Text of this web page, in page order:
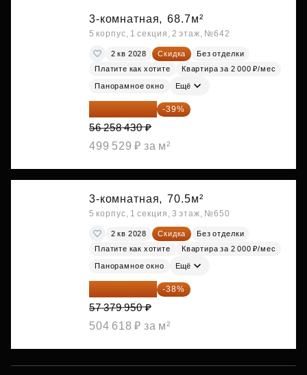
3-комнатная, 68.7м²
5 корпус, 1 секция, 2 этаж, №642
2 кв 2028 Скидка
Без отделки
Платите как хотите
Квартира за 2 000 ₽/мес
Панорамное окно Ещё
34 317 642 ₽ -39%
56 258 430 ₽
499 529 ₽ за м²
3-комнатная, 70.5м²
5 корпус, 1 секция, 3 этаж, №650
2 кв 2028 Скидка
Без отделки
Платите как хотите
Квартира за 2 000 ₽/мес
Панорамное окно Ещё
35 575 569 ₽ -38%
57 379 950 ₽
504 618 ₽ за м²